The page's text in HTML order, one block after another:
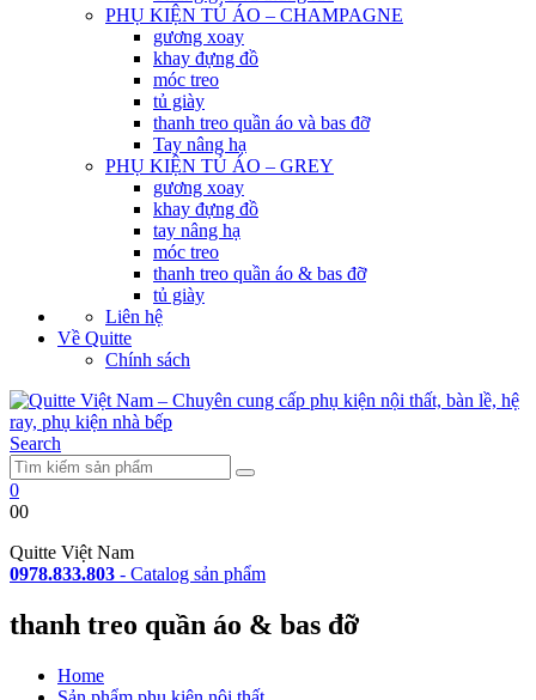
PHỤ KIỆN TỦ ÁO – CHAMPAGNE
gương xoay
khay đựng đồ
móc treo
tủ giày
thanh treo quần áo và bas đỡ
Tay nâng hạ
PHỤ KIỆN TỦ ÁO – GREY
gương xoay
khay đựng đồ
tay nâng hạ
móc treo
thanh treo quần áo & bas đỡ
tủ giày
Liên hệ
Về Quitte
Chính sách
Search
0
00
Quitte Việt Nam
0978.833.803 - Catalog sản phẩm
thanh treo quần áo & bas đỡ
Home